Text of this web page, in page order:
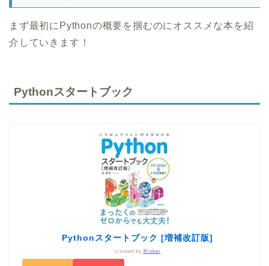
まず最初にPythonの概要を掴むのにオススメな本を紹
介していきます！
Pythonスタートブック
Pythonスタートブック [増補改訂版]
created by Rinker